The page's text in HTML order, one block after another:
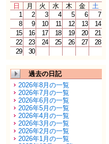
日
月 火 水 木 金
土
1
2 3 4 5 6
7
8
9 10 11 12 13
14
15
16 17 18 19 20
21
22
23 24 25 26 27
28
29
30
過去の日記
2026年8月の一覧
2026年7月の一覧
2026年6月の一覧
2026年5月の一覧
2026年4月の一覧
2026年3月の一覧
2026年2月の一覧
2026年1月の一覧